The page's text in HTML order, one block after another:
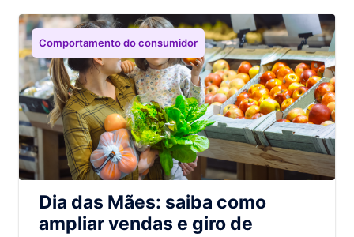
Comportamento do consumidor
Dia das Mães: saiba como
ampliar vendas e giro de